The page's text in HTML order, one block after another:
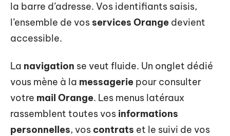
la barre d’adresse. Vos identifiants saisis,
l’ensemble de vos services Orange devient
accessible.
La navigation se veut fluide. Un onglet dédié
vous mène à la messagerie pour consulter
votre mail Orange. Les menus latéraux
rassemblent toutes vos informations
personnelles, vos contrats et le suivi de vos